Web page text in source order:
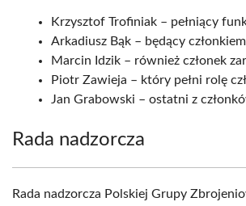
Krzysztof Trofiniak – pełniący
Arkadiusz Bąk – będący
Marcin Idzik – również członek
Piotr Zawieja – który pełni rolę
Jan Grabowski – ostatni z
Rada nadzorcza
Rada nadzorcza Polskiej Grupy